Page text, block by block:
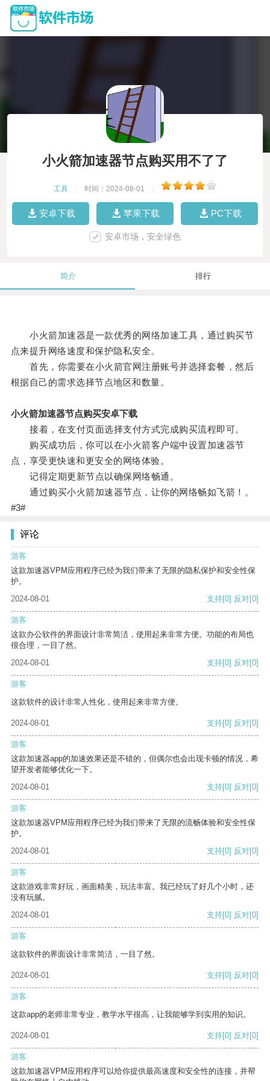
小火箭加速器节点购买用不了了
工具 时间：2024-08-01
安卓下载 苹果下载 PC下载
安卓市场，安全绿色
简介 排行
小火箭加速器是一款优秀的网络加速工具，通过购买节
点来提升网络速度和保护隐私安全。
首先，你需要在小火箭官网注册账号并选择套餐，然后
根据自己的需求选择节点地区和数量。
小火箭加速器节点购买安卓下载
接着，在支付页面选择支付方式完成购买流程即可。
购买成功后，你可以在小火箭客户端中设置加速器节
点，享受更快速和更安全的网络体验。
记得定期更新节点以确保网络畅通。
通过购买小火箭加速器节点，让你的网络畅如飞箭！。
#3#
评论
游客
这款加速器VPM应用程序已经为我们带来了无限的隐私保护和安全性保
护。
2024-08-01
支持[0] 反对[0]
游客
这款办公软件的界面设计非常简洁，使用起来非常方便。功能的布局也
很合理，一目了然。
2024-08-01
支持[0] 反对[0]
游客
这款软件的设计非常人性化，使用起来非常方便。
2024-08-01 支持[0] 反对[0]
游客
这款加速器app的加速效果还是不错的，但偶尔也会出现卡顿的情况，希
望开发者能够优化一下。
2024-08-01
支持[0] 反对[0]
游客
这款加速器VPM应用程序已经为我们带来了无限的流畅体验和安全性保
护。
2024-08-01
支持[0] 反对[0]
游客
这款游戏非常好玩，画面精美，玩法丰富。我已经玩了好几个小时，还
没有玩腻。
2024-08-01
支持[0] 反对[0]
游客
这款软件的界面设计非常简洁，一目了然。
2024-08-01 支持[0] 反对[0]
游客
这款app的老师非常专业，教学水平很高，让我能够学到实用的知识。
2024-08-01 支持[0] 反对[0]
游客
这款加速器VPM应用程序可以给你提供最高速度和安全性的连接，并帮